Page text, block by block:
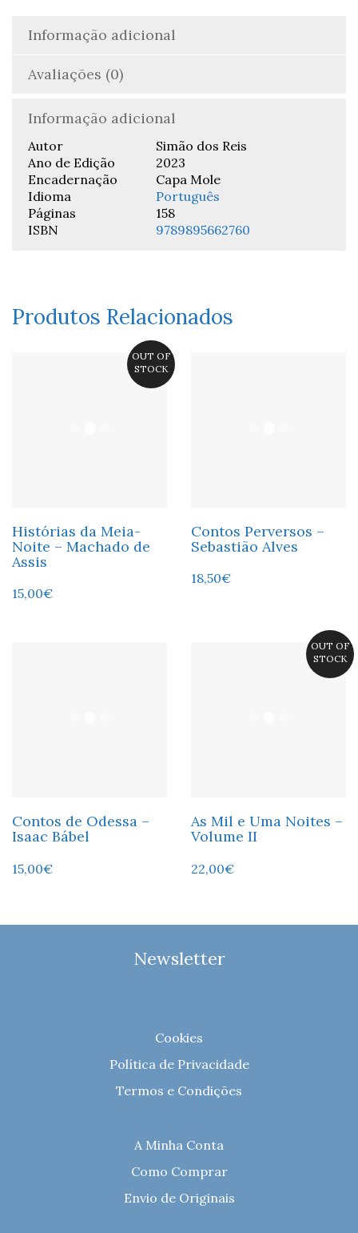
Informação adicional
Avaliações (0)
Informação adicional
Autor
Simão dos Reis
Ano de Edição
2023
Encadernação
Capa Mole
Idioma
Português
Páginas
158
ISBN
9789895662760
Produtos Relacionados
OUT OF
STOCK
Histórias da Meia-
Noite – Machado de
Assis
15,00€
Contos Perversos –
Sebastião Alves
18,50€
Contos de Odessa –
Isaac Bábel
15,00€
OUT OF
STOCK
As Mil e Uma Noites –
Volume II
22,00€
Newsletter
Cookies
Política de Privacidade
Termos e Condições
A Minha Conta
Como Comprar
Envio de Originais